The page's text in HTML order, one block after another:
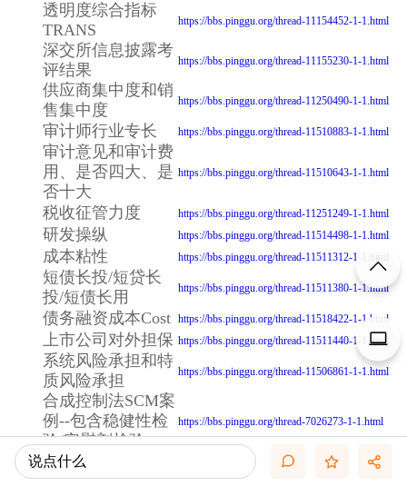
透明度综合指标
TRANS
https://bbs.pinggu.org/thread-11154452-1-1.html
深交所信息披露考
评结果
https://bbs.pinggu.org/thread-11155230-1-1.html
供应商集中度和销
售集中度
https://bbs.pinggu.org/thread-11250490-1-1.html
审计师行业专长 https://bbs.pinggu.org/thread-11510883-1-1.html
审计意见和审计费
用、是否四大、是
否十大
https://bbs.pinggu.org/thread-11510643-1-1.html
税收征管力度 https://bbs.pinggu.org/thread-11251249-1-1.html
研发操纵 https://bbs.pinggu.org/thread-11514498-1-1.html
成本粘性 https://bbs.pinggu.org/thread-11511312-1-1.html
短债长投/短贷长
投/短债长用
https://bbs.pinggu.org/thread-11511380-1-1.html
债务融资成本Cost https://bbs.pinggu.org/thread-11518422-1-1.html
上市公司对外担保 https://bbs.pinggu.org/thread-11511440-1-1.html
系统风险承担和特
质风险承担
https://bbs.pinggu.org/thread-11506861-1-1.html
合成控制法SCM案
例--包含稳健性检
验/安慰剂检验
https://bbs.pinggu.org/thread-7026273-1-1.html
CRITIC赋值法确定
权重计算综合指标
https://bbs.pinggu.org/thread-10758720-1-1.html
说点什么